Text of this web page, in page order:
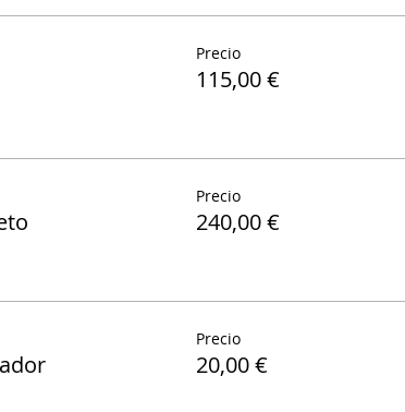
Precio
115,00 €
Precio
240,00 €
Precio
20,00 €